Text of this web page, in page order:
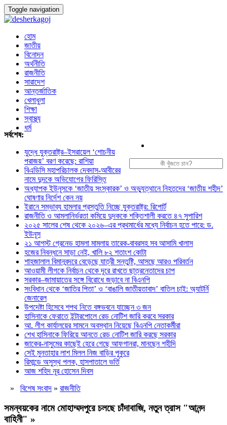
Toggle navigation
হোম
জাতীয়
বিনোদন
অর্থনীতি
রাজনীতি
সারাদেশ
আন্তর্জাতিক
খেলাধুলা
শিক্ষা
স্বাস্থ্য
ধর্ম
সর্বশেষ:
যুদ্ধে যুক্তরাষ্ট্র–ইসরায়েল ‘শোচনীয়
পরাজয়’ বরণ করেছে: রাশিয়া
বিএডিসি মহাপরিচালক দেবদাস-আবীরের
নামে দুদকে অভিযোগের ফিরিস্তি
অধ্যাপক ইউনূসকে ‘জাতীয় সংস্কারক’ ও অভ্যুত্থানে নিহতদের ‘জাতীয় শহীদ’
ঘোষণার নির্দেশ কেন নয়
ইরানে সম্ভাব্য হামলার প্রস্তুতি নিচ্ছে যুক্তরাষ্ট্র: রিপোর্ট
রাজনীতি ও আমলানির্ভরতা কমিয়ে দুদককে শক্তিশালী করতে ৪৭ সুপারিশ
২০২৫ সালের শেষ থেকে ২০২৬–এর প্রথমার্ধের মধ্যে নির্বাচন হতে পারে: ড.
ইউনূস
২১ আগস্ট গ্রেনেড হামলা মামলায় তারেক-বাবরসহ সব আসামি খালাস
হজের নিবন্ধনে সাড়া নেই, খালি ৮২ শতাংশ কোটা
শাহজালাল বিমানবন্দরে বেড়েছে যাত্রী সন্তুষ্টি, আসছে আরও পরিবর্তন
আওয়ামী লীগকে নির্বাচন থেকে দূরে রাখতে ছাত্রনেতাদের চাপ
সরকার–জামায়াতের সঙ্গে বিরোধে জড়াবে না বিএনপি
সংবিধান থেকে ‘জাতির পিতা’ ও ‘বাঙালি জাতীয়তাবাদ’ বাতিল চাই: অ্যাটর্নি
জেনারেল
উপদেষ্টা হিসেবে শপথ নিতে বঙ্গভবনে যাচ্ছেন ৩ জন
হাসিনাকে ফেরাতে ইন্টারপোলে রেড নোটিশ জারি করবে সরকার
আ. লীগ কার্যালয়ের সামনে অবস্থান নিয়েছে বিএনপি নেতাকর্মীরা
শেখ হাসিনাকে ফিরিয়ে আনতে রেড নোটিশ জারি করছে সরকার
জাকের-নাসুমের কাছেই হেরে গেছে আফগানরা, মানছেন শহীদি
সেই মুনতাহার লাশ মিলল নিজ বাড়ির পুকুরে
রিমান্ডে অসুস্থ পলক, হাসপাতালে ভর্তি
আজ শহিদ নূর হোসেন দিবস
» বিশেষ সংবাদ » রাজনীতি
সমন্বয়কের নামে মোহাম্মদপুরে চলছে চাঁদাবাজি, নতুন ত্রাস "আনন্দ
বাহিনী" »